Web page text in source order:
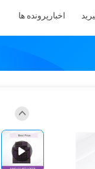
اخبار پرونده ها